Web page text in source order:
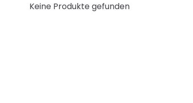
Keine Produkte gefunden